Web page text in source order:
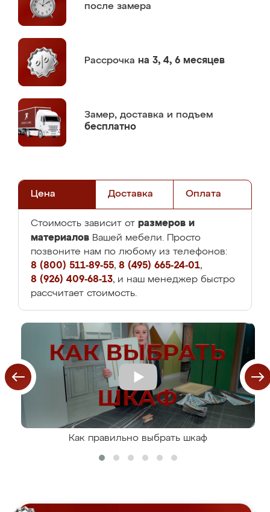
после замера
Рассрочка на 3, 4, 6 месяцев
Замер, доставка и подъем
бесплатно
Цена Доставка Оплата
Стоимость зависит от размеров и
материалов Вашей мебели. Просто
позвоните нам по любому из телефонов:
8 (800) 511-89-55, 8 (495) 665-24-01,
8 (926) 409-68-13, и наш менеджер быстро
рассчитает стоимость.
Как правильно выбрать шкаф